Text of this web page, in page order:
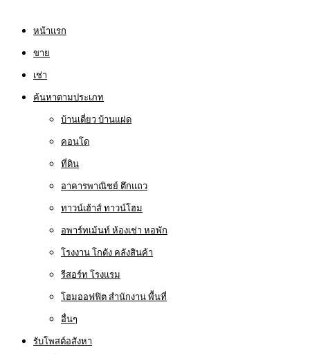
หน้าแรก
ขาย
เช่า
ค้นหาตามประเภท
บ้านเดี่ยว บ้านแฝด
คอนโด
ที่ดิน
อาคารพาณิชย์ ตึกแถว
ทาวน์เฮ้าส์ ทาวน์โฮม
อพาร์ทเม้นท์ ห้องเช่า หอพัก
โรงงาน โกดัง คลังสินค้า
รีสอร์ท โรงแรม
โฮมออฟฟิต สำนักงาน พื้นที่
อื่นๆ
รับโพสต์อสังหา